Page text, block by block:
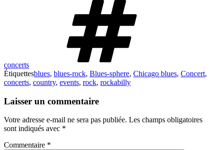
concerts
Étiquettesblues, blues-rock, Blues-sphere, Chicago blues, Concert,
concerts, country, events, rock, rockabilly
Laisser un commentaire
Votre adresse e-mail ne sera pas publiée. Les champs obligatoires
sont indiqués avec *
Commentaire *